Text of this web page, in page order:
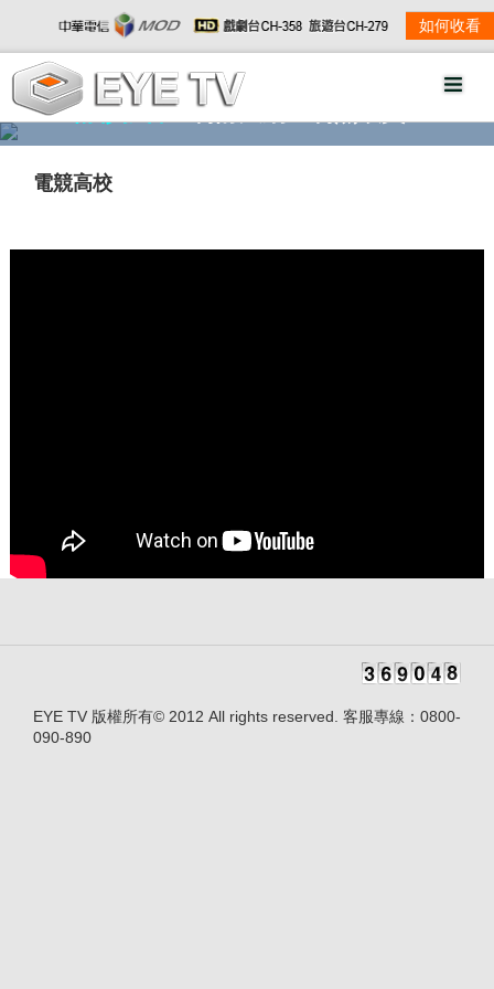
如何收看
精彩影音 劇情大綱
電競高校
EYE TV 版權所有© 2012 All rights reserved. 客服專線：0800-
090-890